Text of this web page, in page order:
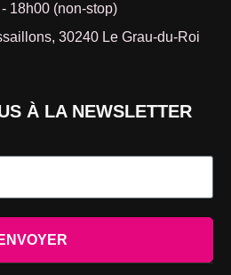
18h00 (non-stop)
30240 Le Grau-du-Roi
À LA NEWSLETTER
ENVOYER